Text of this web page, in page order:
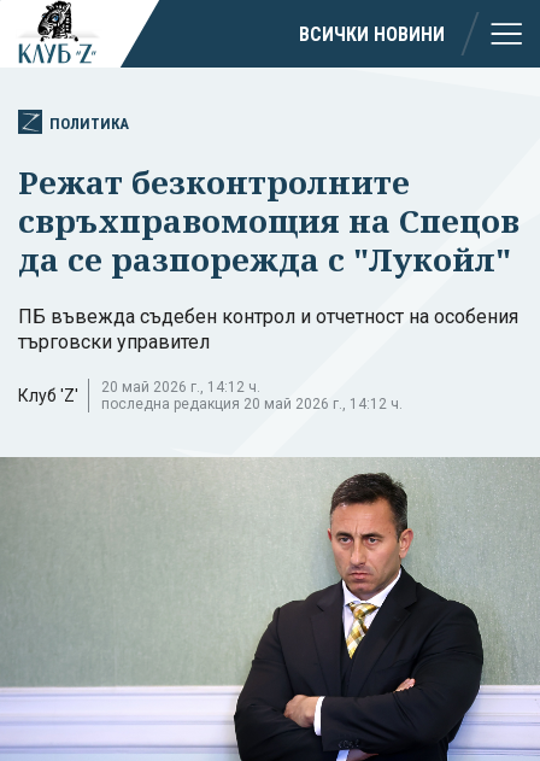
ВСИЧКИ НОВИНИ
ПОЛИТИКА
Режат безконтролните
свръхправомощия на Спецов
да се разпорежда с "Лукойл"
ПБ въвежда съдебен контрол и отчетност на особения
търговски управител
Клуб 'Z'
20 май 2026 г., 14:12 ч.
последна редакция 20 май 2026 г., 14:12 ч.